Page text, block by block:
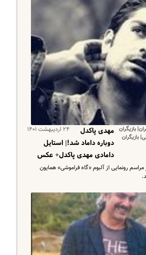
بازیگران
بازیگران
۲۴ اردیبهشت ۱۴۰۱
مهدی پاکدل
دوباره داماد شد!| استایل
دامادی مهدی پاکدل+ عکس
رونمایی از آلبوم «گاه فراموشی» همایون